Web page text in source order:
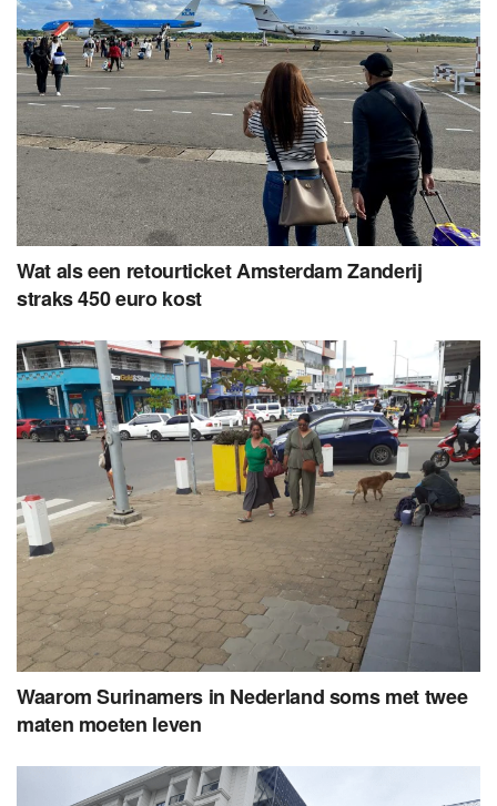
Wat als een retourticket Amsterdam Zanderij
straks 450 euro kost
Waarom Surinamers in Nederland soms met twee
maten moeten leven